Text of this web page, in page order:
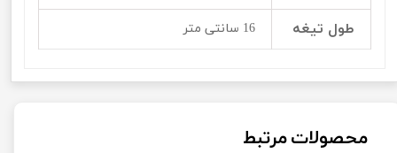
طول تیغه 16 سانتی متر
محصولات مرتبط